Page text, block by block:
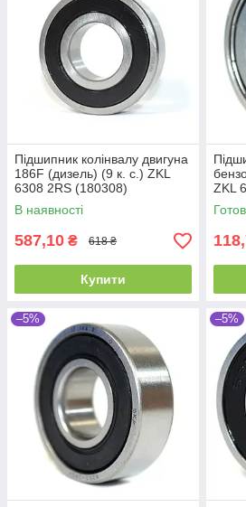
Підшипник колінвалу двигуна
186F (дизель) (9 к. с.) ZKL
6308 2RS (180308)
(40x90x23)
В наявності
587,10 ₴ 618 ₴
Купити
ZKL
–5% –5%